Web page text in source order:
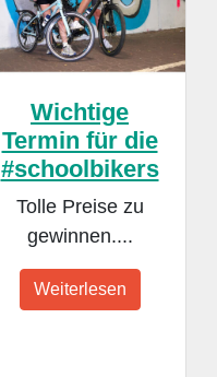
Wichtige
Termin für die
#schoolbikers
Tolle Preise zu
gewinnen....
Weiterlesen